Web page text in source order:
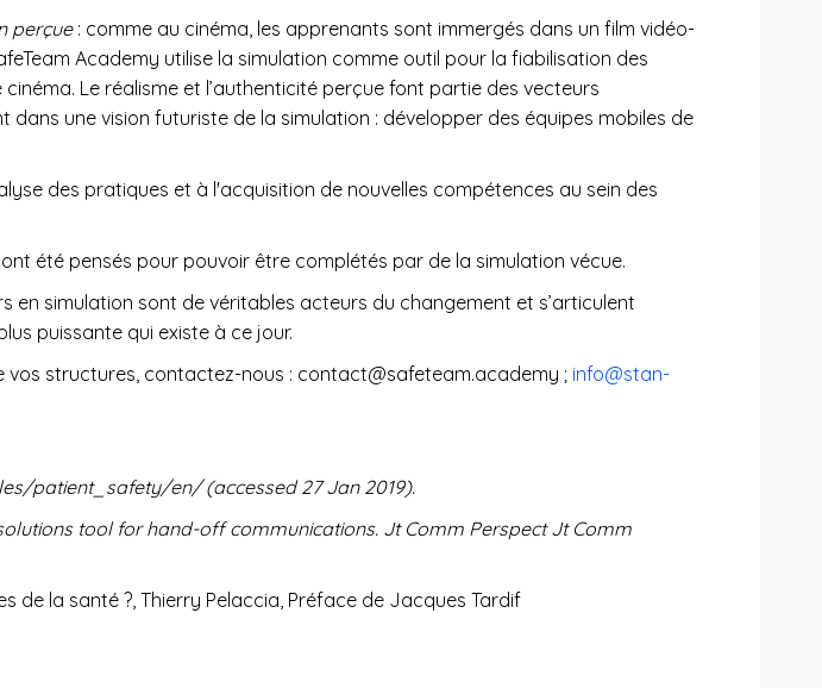
perçue: comme au cinéma, les apprenants sont immergés dans un film vidéo-
Academy utilise la simulation comme outil pour la fiabilisation des
Le réalisme et l’authenticité perçue font partie des vecteurs
dans une vision futuriste de la simulation : développer des équipes mobiles de
des pratiques et à l'acquisition de nouvelles compétences au sein des
été pensés pour pouvoir être complétés par de la simulation vécue.
en simulation sont de véritables acteurs du changement et s’articulent
puissante qui existe à ce jour.
vos structures, contactez-nous : contact@safeteam.academy ; info@stan-
patient_safety/en/ (accessed 27 Jan 2019).
tool for hand-off communications. Jt Comm Perspect Jt Comm
de la santé ?, Thierry Pelaccia, Préface de Jacques Tardif